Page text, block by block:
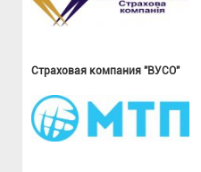
Страховая компания "ВУСО"